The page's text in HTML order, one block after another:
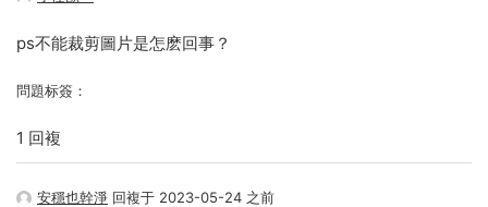
ps不能裁剪圖片是怎麽回事？
問題标簽：
1 回複
安穩也幹淨 回複于 2023-05-24 之前